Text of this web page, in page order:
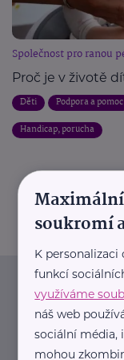
Společnost pro ranou
Proč je v životě
Děti Podpora a pomoc
Handicap, porucha
Pravidelný
Maximální
soukromí
K personalizaci
funkcí
využíváme
náš web
sociální média,
mohou